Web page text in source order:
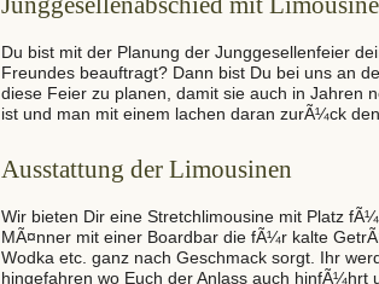
Du bist mit der Planung der Junggesellenfeier
Freundes beauftragt? Dann bist Du bei uns an
diese Feier zu planen, damit sie auch in Jahren
ist und man mit einem lachen daran zurÃ¼ck
Ausstattung der Limousinen
Wir bieten Dir eine Stretchlimousine mit Platz
MÃ¤nner mit einer Boardbar die fÃ¼r kalte
Wodka etc. ganz nach Geschmack sorgt. Ihr
hingefahren wo Euch der Anlass auch hinfÃ¼hrt